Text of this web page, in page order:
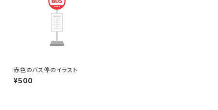
赤色のバス停のイラスト
¥500